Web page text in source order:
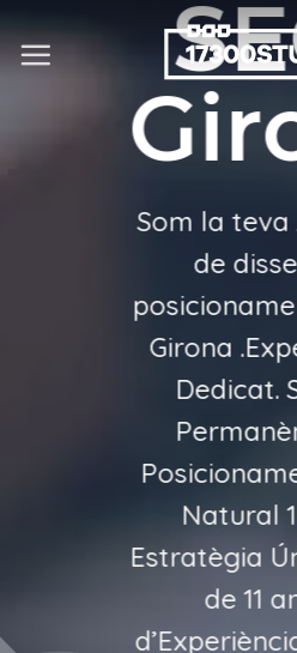
to
Som la teva
de
Girona
Dedicat.
Natural
Estratègia
de 11